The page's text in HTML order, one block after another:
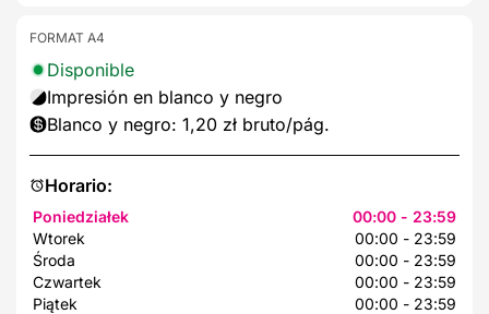
Horario:
Poniedziałek
00:00 - 23:59
Wtorek
00:00 - 23:59
Środa
00:00 - 23:59
Czwartek
00:00 - 23:59
Piątek
00:00 - 23:59
FORMAT A4
Disponible
Impresión en blanco y negro
Blanco y negro: 1,20 zł bruto/pág.